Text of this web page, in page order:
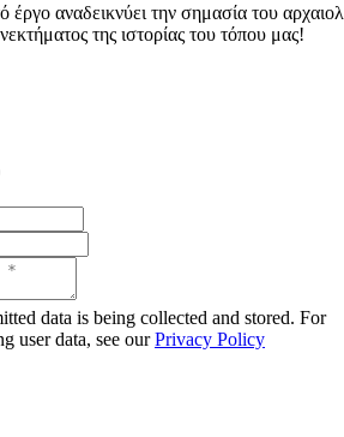
έργο αναδεικνύει την σημασία του
της ιστορίας του τόπου μας!
data is being collected and stored. For
user data, see ourPrivacy Policy